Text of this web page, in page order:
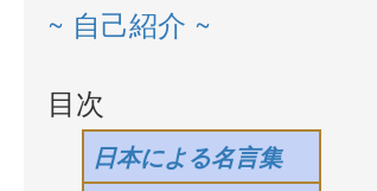
~ 自己紹介 ~
目次
日本による名言集